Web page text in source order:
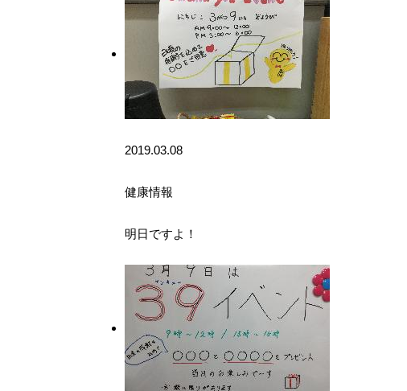
2019.03.08
健康情報
明日ですよ！